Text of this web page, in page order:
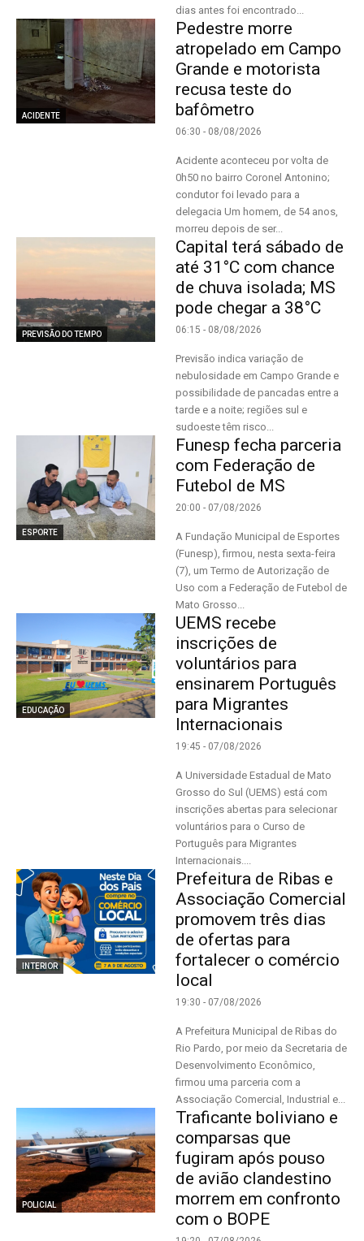
dias antes foi encontrado...
ACIDENTE
Pedestre morre
atropelado em Campo
Grande e motorista
recusa teste do
bafômetro
06:30 - 08/08/2026
Acidente aconteceu por volta de
0h50 no bairro Coronel Antonino;
condutor foi levado para a
delegacia Um homem, de 54 anos,
morreu depois de ser...
PREVISÃO DO TEMPO
Capital terá sábado de
até 31°C com chance
de chuva isolada; MS
pode chegar a 38°C
06:15 - 08/08/2026
Previsão indica variação de
nebulosidade em Campo Grande e
possibilidade de pancadas entre a
tarde e a noite; regiões sul e
sudoeste têm risco...
ESPORTE
Funesp fecha parceria
com Federação de
Futebol de MS
20:00 - 07/08/2026
A Fundação Municipal de Esportes
(Funesp), firmou, nesta sexta-feira
(7), um Termo de Autorização de
Uso com a Federação de Futebol de
Mato Grosso...
EDUCAÇÃO
UEMS recebe
inscrições de
voluntários para
ensinarem Português
para Migrantes
Internacionais
19:45 - 07/08/2026
A Universidade Estadual de Mato
Grosso do Sul (UEMS) está com
inscrições abertas para selecionar
voluntários para o Curso de
Português para Migrantes
Internacionais....
INTERIOR
Prefeitura de Ribas e
Associação Comercial
promovem três dias
de ofertas para
fortalecer o comércio
local
19:30 - 07/08/2026
A Prefeitura Municipal de Ribas do
Rio Pardo, por meio da Secretaria de
Desenvolvimento Econômico,
firmou uma parceria com a
Associação Comercial, Industrial e...
POLICIAL
Traficante boliviano e
comparsas que
fugiram após pouso
de avião clandestino
morrem em confronto
com o BOPE